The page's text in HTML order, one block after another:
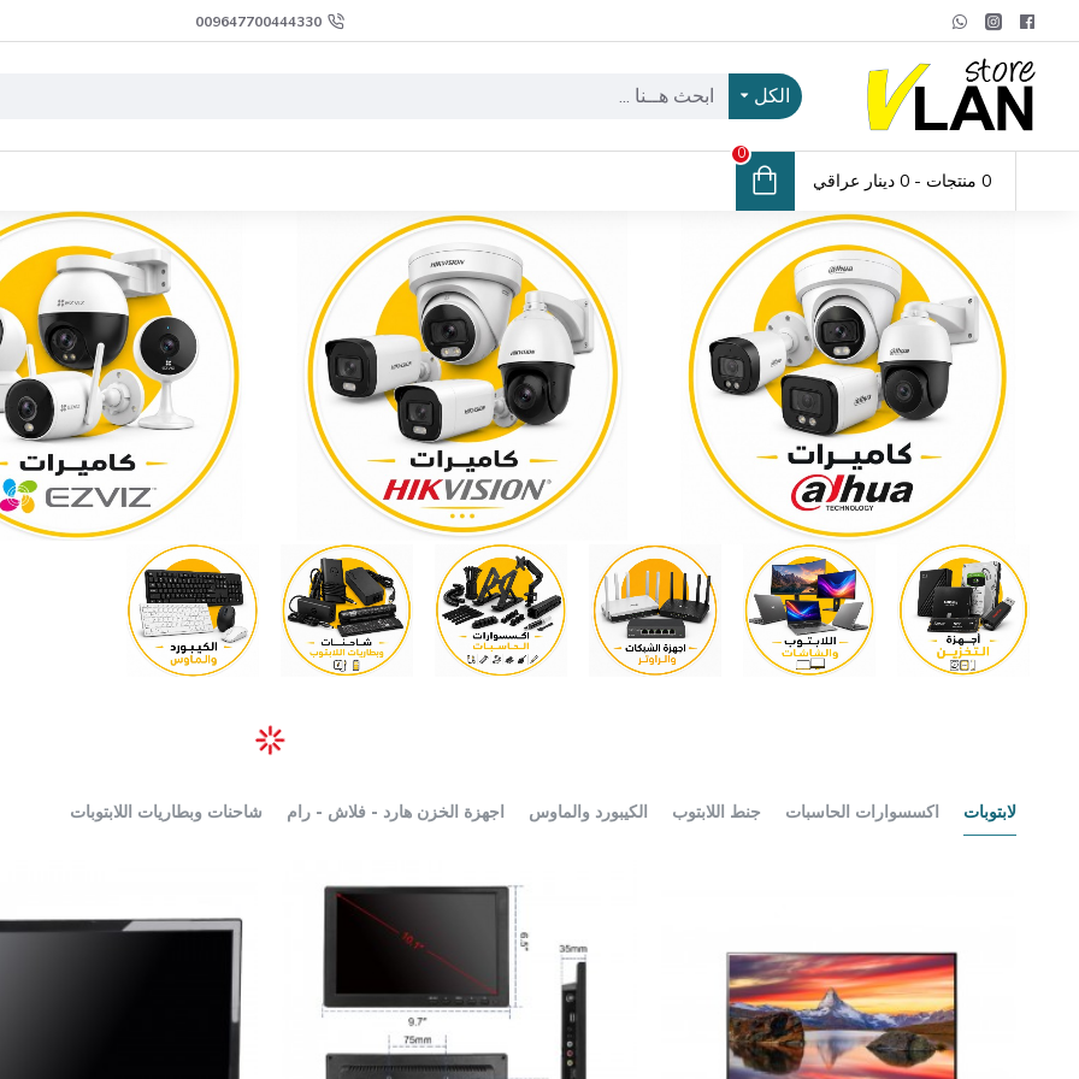
009647700444330
الكل
0 منتجات - 0 دينار عراقي
0
لابتوبات اكسسوارات الحاسبات جنط اللابتوب الكيبورد والماوس اجهزة الخزن هارد - فلاش - رام شاحنات وبطاريات اللابتوبات